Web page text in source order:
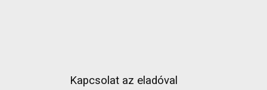
Kapcsolat az eladóval